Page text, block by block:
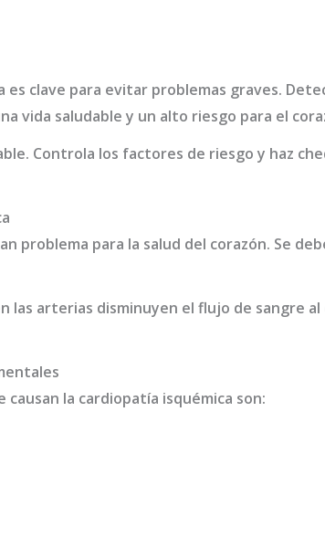
es clave para evitar problemas graves.
vida saludable y un alto riesgo para el
Controla los factores de riesgo y haz
problema para la salud del corazón. Se
las arterias disminuyen el flujo de sangre
la cardiopatía isquémica son: